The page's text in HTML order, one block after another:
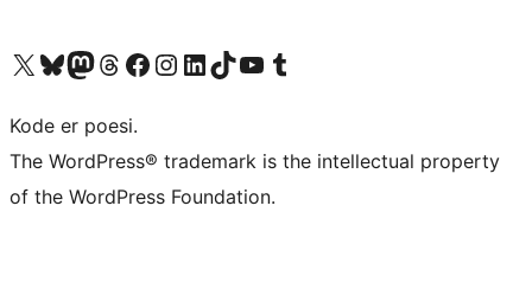
Besøk vår konto på X Visit our Bluesky account
Besøk vår Mastodon-konto
Visit our Threads account
Besøk vår Facebook-sideBesøk vår Instagram-konto
Besøk vår LinkedIn-konto
Visit our TikTok account
Visit our YouTube channel
Visit our Tumblr account
Kode er poesi.
The WordPress® trademark is the intellectual property
of the WordPress Foundation.